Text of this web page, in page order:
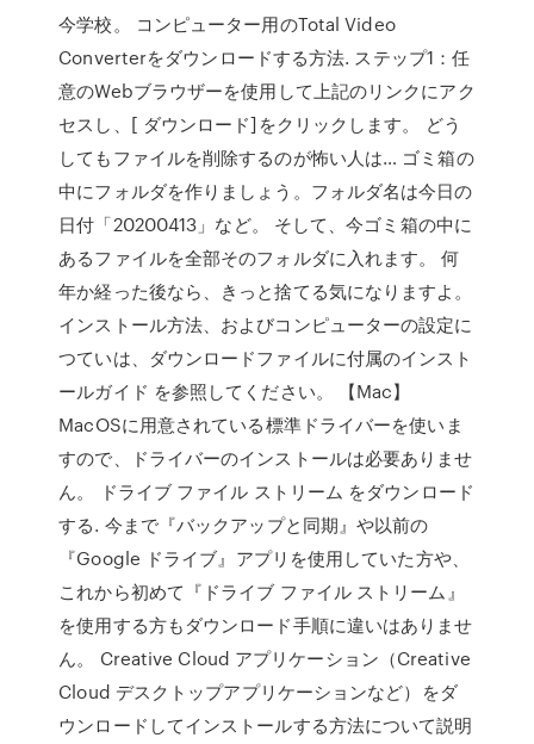
今学校。 コンピューター用のTotal Video
Converterをダウンロードする方法. ステップ1：任
意のWebブラウザーを使用して上記のリンクにアク
セスし、[ ダウンロード]をクリックします。 どう
してもファイルを削除するのが怖い人は… ゴミ箱の
中にフォルダを作りましょう。フォルダ名は今日の
日付「20200413」など。 そして、今ゴミ箱の中に
あるファイルを全部そのフォルダに入れます。 何
年か経った後なら、きっと捨てる気になりますよ。
インストール方法、およびコンピューターの設定に
つていは、ダウンロードファイルに付属のインスト
ールガイド を参照してください。 【Mac】
MacOSに用意されている標準ドライバーを使いま
すので、ドライバーのインストールは必要ありませ
ん。 ドライブ ファイル ストリーム をダウンロード
する. 今まで『バックアップと同期』や以前の
『Google ドライブ』アプリを使用していた方や、
これから初めて『ドライブ ファイル ストリーム』
を使用する方もダウンロード手順に違いはありませ
ん。 Creative Cloud アプリケーション（Creative
Cloud デスクトップアプリケーションなど）をダ
ウンロードしてインストールする方法について説明